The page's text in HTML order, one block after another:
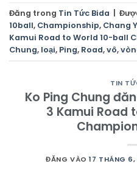
Đăng trong Tin Tức Bida
10ball, Championship, Chang
Kamui Road to World 10-ball
Chung, loại, Ping, Road,vô,
TIN
Ko Ping Chung
3 Kamui Road
ĐĂNG VÀO17 THÁNG